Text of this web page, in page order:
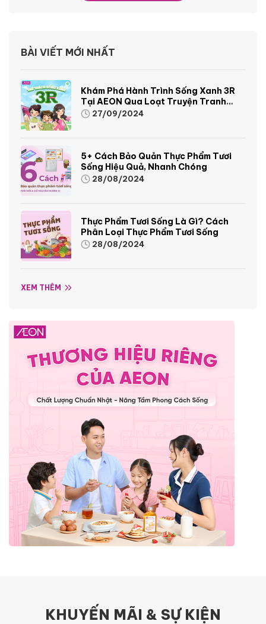
BÀI VIẾT MỚI NHẤT
Khám Phá Hành Trình Sống Xanh 3R
Tại AEON Qua Loạt Truyện Tranh
Sinh Động Và Thú Vị
27/09/2024
5+ Cách Bảo Quản Thực Phẩm Tươi
Sống Hiệu Quả, Nhanh Chóng
28/08/2024
Thực Phẩm Tươi Sống Là Gì? Cách
Phân Loại Thực Phẩm Tươi Sống
28/08/2024
XEM THÊM
KHUYẾN MÃI & SỰ KIỆN